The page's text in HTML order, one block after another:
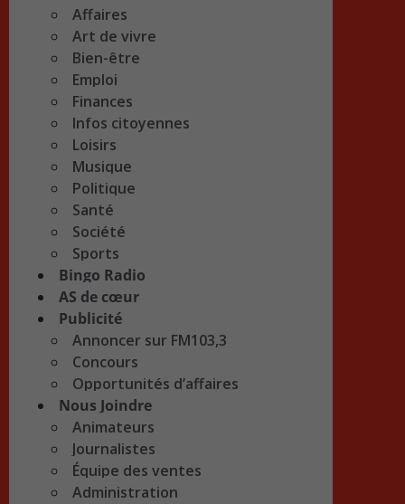
Affaires
Art de vivre
Bien-être
Emploi
Finances
Infos citoyennes
Loisirs
Musique
Politique
Santé
Société
Sports
Bingo Radio
AS de cœur
Publicité
Annoncer sur FM103,3
Concours
Opportunités d’affaires
Nous Joindre
Animateurs
Journalistes
Équipe des ventes
Administration